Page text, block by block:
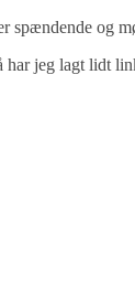
spændende og
jeg lagt lidt